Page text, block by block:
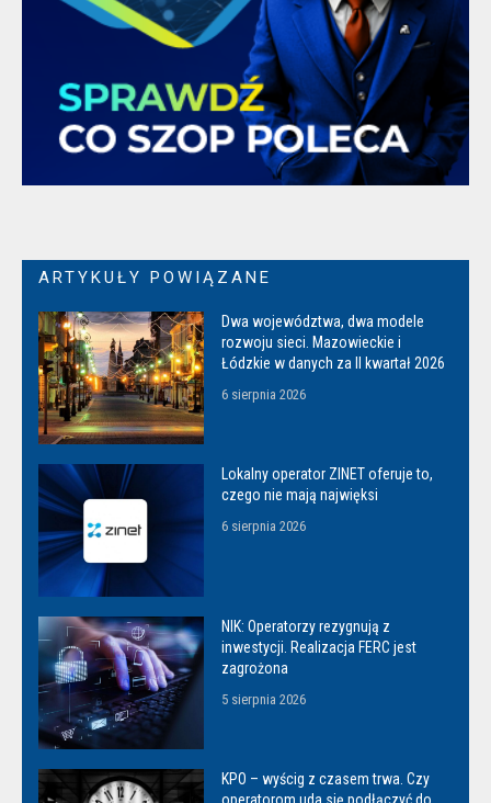
ARTYKUŁY POWIĄZANE
Dwa województwa, dwa modele
rozwoju sieci. Mazowieckie i
Łódzkie w danych za II kwartał 2026
6 sierpnia 2026
Lokalny operator ZINET oferuje to,
czego nie mają najwięksi
6 sierpnia 2026
NIK: Operatorzy rezygnują z
inwestycji. Realizacja FERC jest
zagrożona
5 sierpnia 2026
KPO – wyścig z czasem trwa. Czy